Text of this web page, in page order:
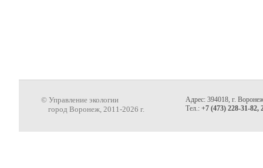
© Управление экологии
город Воронеж, 2011-2026 г.
Адрес: 394018, г.
Тел.: +7 (473) 228-31-82,